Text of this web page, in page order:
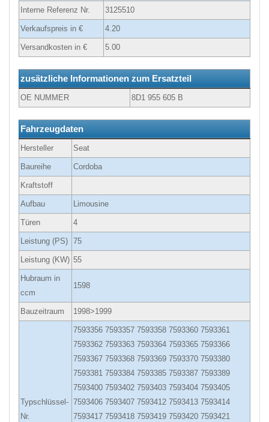
Interne Referenz Nr. 3125510
Verkaufspreis in € 4.20
Versandkosten in € 5.00
zusätzliche Informationen zum Ersatzteil
OE NUMMER 8D1 955 605 B
Fahrzeugdaten
Hersteller Seat
Baureihe Cordoba
Kraftstoff
Aufbau Limousine
Türen 4
Leistung (PS) 75
Leistung (KW) 55
Hubraum in
ccm
1598
Bauzeitraum 1998>1999
Typschlüssel-
Nr.
7593356 7593357 7593358 7593360 7593361
7593362 7593363 7593364 7593365 7593366
7593367 7593368 7593369 7593370 7593380
7593381 7593384 7593385 7593387 7593389
7593400 7593402 7593403 7593404 7593405
7593406 7593407 7593412 7593413 7593414
7593417 7593418 7593419 7593420 7593421